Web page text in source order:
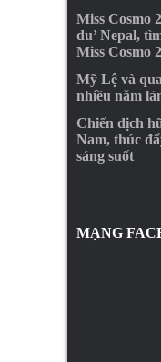
Miss Cosmo
du’ Nepal,
Miss Cosmo
Mỹ Lệ và
nhiều năm
Chiến dịch
Nam, thúc
sáng suốt
MẠNG